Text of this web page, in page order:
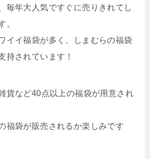
毎年大人気ですぐに売りきれてし
。
イイ福袋が多く、しまむらの福袋
持されています！
貨など40点以上の福袋が用意され
福袋が販売されるか楽しみです